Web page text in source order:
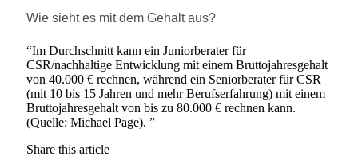
Wie sieht es mit dem Gehalt aus?
“Im Durchschnitt kann ein Juniorberater für
CSR/nachhaltige Entwicklung mit einem Bruttojahresgehalt
von 40.000 € rechnen, während ein Seniorberater für CSR
(mit 10 bis 15 Jahren und mehr Berufserfahrung) mit einem
Bruttojahresgehalt von bis zu 80.000 € rechnen kann.
(Quelle: Michael Page). ”
Share this article